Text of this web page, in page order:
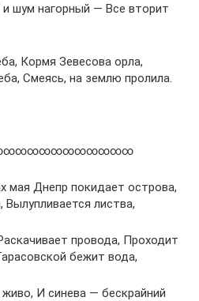
и шум нагорный — Все вторит
Кормя Зевесова орла,
Смеясь, на землю пролила.
мая Днепр покидает острова,
листва,
провода, Проходит
бежит вода,
И синева — бескрайний